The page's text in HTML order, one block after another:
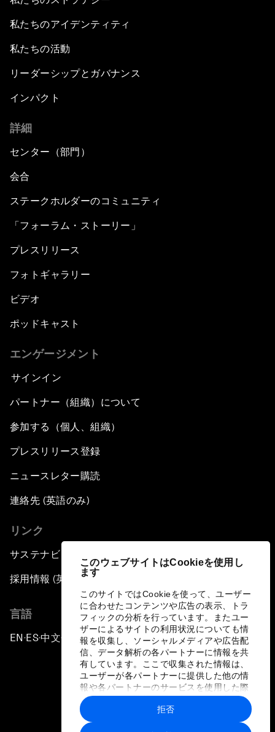
このウェブサイトはCookieを使用し
ます
このサイトではCookieを使って、ユーザー
に合わせたコンテンツや広告の表示、トラ
フィックの分析を行っています。またユー
ザーによるサイトの利用状況についても情
報を収集し、ソーシャルメディアや広告配
信、データ解析の各パートナーに情報を共
有しています。ここで収集された情報は、
ユーザーが各パートナーに提供した他の情
報や各パートナーのサービスを使用した際
に収集された情報と組み合わされ、各パー
トナーによって使用されることがありま
す。
拒否
私たちのアイデンティティ
私たちの活動
リーダーシップとガバナンス
インパクト
詳細
センター（部門）
会合
ステークホルダーのコミュニティ
「フォーラム・ストーリー」
プレスリリース
フォトギャラリー
ビデオ
ポッドキャスト
エンゲージメント
サインイン
パートナー（組織）について
参加する（個人、組織）
プレスリリース登録
ニュースレター購読
連絡先 (英語のみ)
リンク
サステナビリティへの取り組み
採用情報 (英語のみ)
言語
EN ▪ES▪中文▪ 日本語
プライバシーポリシーと利用規約